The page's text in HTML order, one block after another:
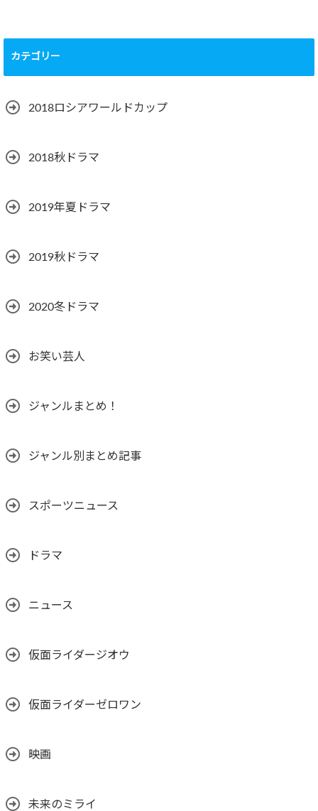
カテゴリー
2018ロシアワールドカップ
2018秋ドラマ
2019年夏ドラマ
2019秋ドラマ
2020冬ドラマ
お笑い芸人
ジャンルまとめ！
ジャンル別まとめ記事
スポーツニュース
ドラマ
ニュース
仮面ライダージオウ
仮面ライダーゼロワン
映画
未来のミライ